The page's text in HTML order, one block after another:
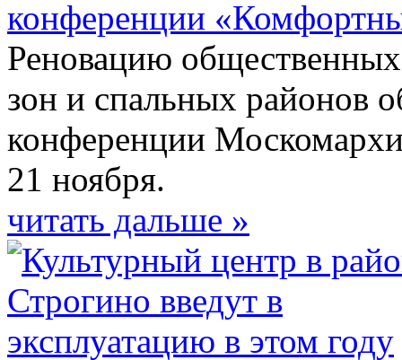
конференции
Реновацию
зон и спальных районов
конференции
21 ноября.
читать дальше »